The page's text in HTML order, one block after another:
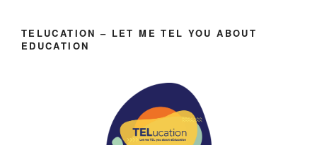
TELUCATION – LET ME TEL YOU ABOUT
EDUCATION